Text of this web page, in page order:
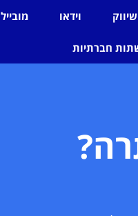
שיווק וידאו מובייל
חברתיות